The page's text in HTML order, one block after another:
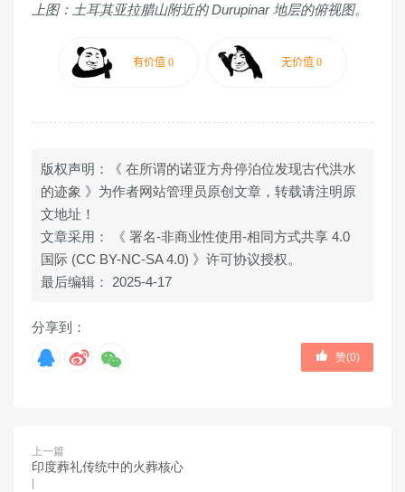
上图：土耳其亚拉腊山附近的 Durupinar 地层的俯视图。
版权声明：《 在所谓的诺亚方舟停泊位发现古代洪水
的迹象 》为作者网站管理员原创文章，转载请注明原
文地址！
文章采用： 《 署名-非商业性使用-相同方式共享 4.0
国际 (CC BY-NC-SA 4.0) 》许可协议授权。
最后编辑： 2025-4-17
分享到：
赞(0)
上一篇
印度葬礼传统中的火葬核心